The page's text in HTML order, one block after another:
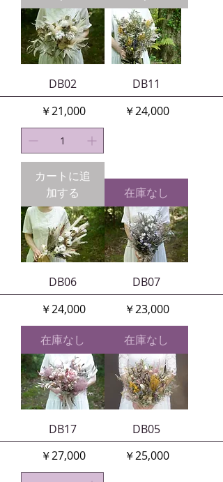
DB02
価格
￥21,000
カートに追
加する
DB11
価格
￥24,000
在庫なし
DB06
価格
￥24,000
在庫なし
DB07
価格
￥23,000
在庫なし
DB17
価格
￥27,000
DB05
価格
￥25,000